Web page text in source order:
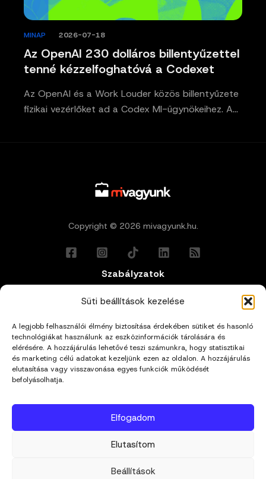
Süti beállítások kezelése
A legjobb felhasználói élmény biztosítása érdekében sütiket és hasonló
technológiákat használunk az eszközinformációk tárolására és
elérésére. A hozzájárulás lehetővé teszi számunkra, hogy statisztikai
és marketing célú adatokat kezeljünk ezen az oldalon. A hozzájárulás
elutasítása vagy visszavonása egyes funkciók működését
befolyásolhatja.
Elfogadom
Elutasítom
Beállítások
Az OpenAI 230 dolláros billentyűzettel
tenné kézzelfoghatóvá a Codexet
MINAP 2026-07-18
Az OpenAI és a Work Louder közös billentyűzete
fizikai vezérlőket ad a Codex MI-ügynökeihez. A…
Copyright © 2026 mivagyunk.hu.
Szabályzatok
Általános Felhasználási Feltételek
Adatkezelési Tájékoztató
Impresszum
Kapcsolat
hello@mivagyunk.hu